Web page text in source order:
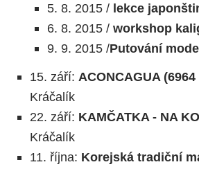
5. 8. 2015 / lekce
6. 8. 2015 / workshop
9. 9. 2015 /Putování
15. září: ACONCAGUA
Kráčalík
22. září: KAMČATKA - NA
Kráčalík
11. října: Korejská tradiční